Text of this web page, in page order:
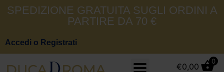
SPEDIZIONE GRATUITA SUGLI ORDINI A
PARTIRE DA 70 €
Accedi o Registrati
€0,00
0